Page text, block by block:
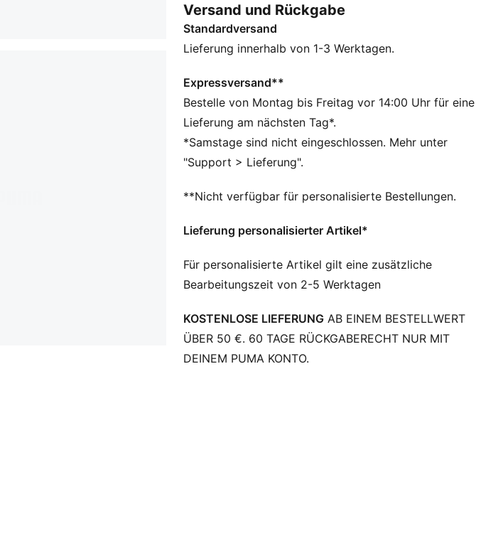
Komfort. Für alle, die gerne aktiv sind und dabei
stylisch aussehen wollen.
FEATURES + VORTEILE
Materialien
dryCELL: Performance-Technologie, die Feuchtigkeit
vom Körper ableitet und dafür sorgt, dass du beim
Training schweißfrei bleibst
DETAILS
Regular Fit
Nahttasche
PUMA Branding-Details
Versand und Rückgabe
Standardversand
Lieferung innerhalb von 1-3 Werktagen.
Expressversand**
Bestelle von Montag bis Freitag vor 14:00 Uhr für eine
Lieferung am nächsten Tag*.
*Samstage sind nicht eingeschlossen. Mehr unter
"Support > Lieferung".
**Nicht verfügbar für personalisierte Bestellungen.
Lieferung personalisierter Artikel*
Für personalisierte Artikel gilt eine zusätzliche
Bearbeitungszeit von 2-5 Werktagen
KOSTENLOSE LIEFERUNG AB EINEM BESTELLWERT
ÜBER 50 €. 60 TAGE RÜCKGABERECHT NUR MIT
DEINEM PUMA KONTO.